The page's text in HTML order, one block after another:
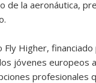
de la aeronáutica,
Fly Higher,
jóvenes europeos
profesionales